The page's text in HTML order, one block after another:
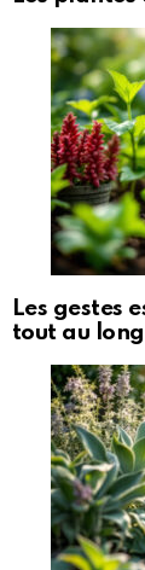
Les gestes
tout au long